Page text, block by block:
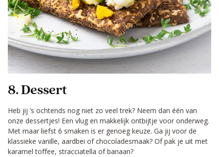
8. Dessert
Heb jij ’s ochtends nog niet zo veel trek? Neem dan één van
onze dessertjes! Een vlug en makkelijk ontbijtje voor onderweg.
Met maar liefst 6 smaken is er genoeg keuze. Ga jij voor de
klassieke vanille, aardbei of chocoladesmaak? Of pak je uit met
karamel toffee, stracciatella of banaan?